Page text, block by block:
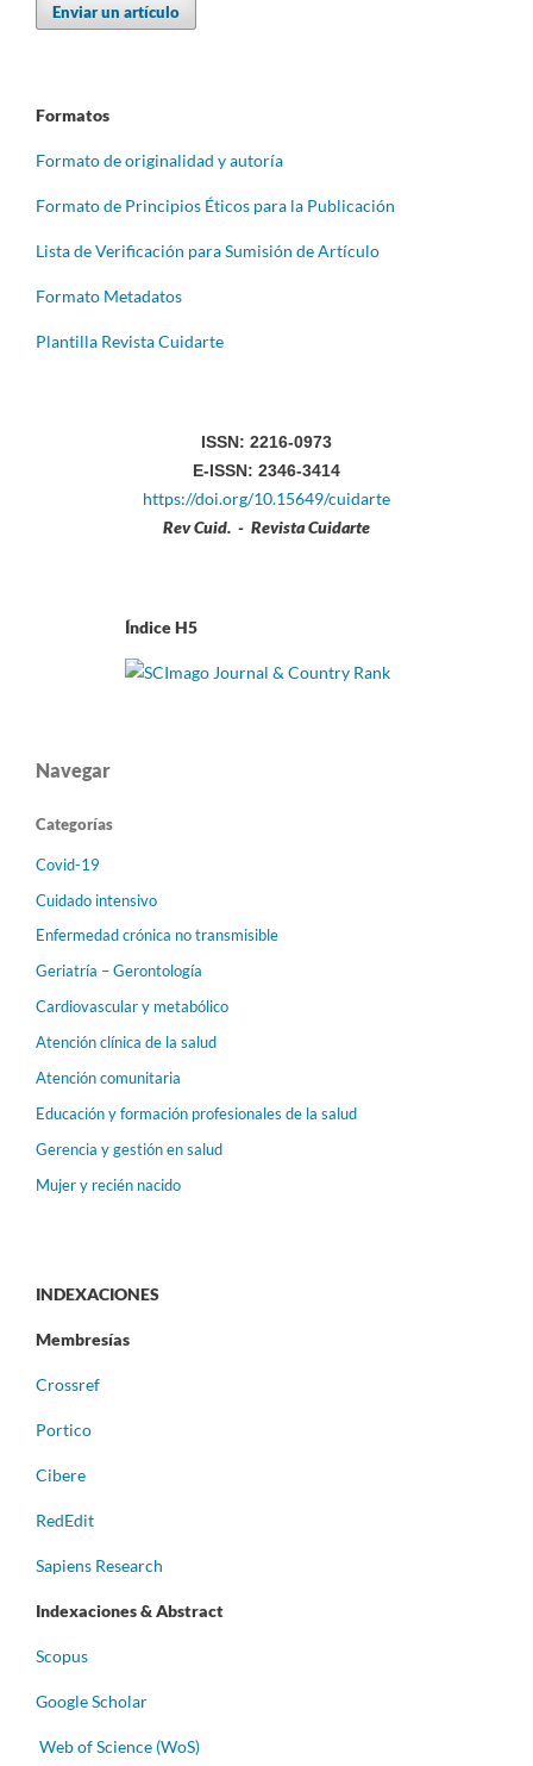
Enviar un artículo
Formatos
Formato de originalidad y autoría
Formato de Principios Éticos para la Publicación
Lista de Verificación para Sumisión de Artículo
Formato Metadatos
Plantilla Revista Cuidarte
ISSN: 2216-0973
E-ISSN: 2346-3414
https://doi.org/10.15649/cuidarte
Rev Cuid. - Revista Cuidarte
Índice H5
Navegar
Categorías
Covid-19
Cuidado intensivo
Enfermedad crónica no transmisible
Geriatría – Gerontología
Cardiovascular y metabólico
Atención clínica de la salud
Atención comunitaria
Educación y formación profesionales de la salud
Gerencia y gestión en salud
Mujer y recién nacido
INDEXACIONES
Membresías
Crossref
Portico
Cibere
RedEdit
Sapiens Research
Indexaciones & Abstract
Scopus
Google Scholar
Web of Science (WoS)